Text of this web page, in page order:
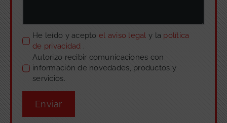
He leído y acepto el aviso legaly la política
de privacidad .
Autorizo recibir comunicaciones con
información de novedades, productos y
servicios.
Enviar